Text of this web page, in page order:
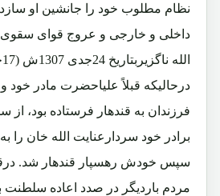
نظام مطلوب خود را جانشین او
داخلی و خارجی و عروج قوای سقوی
درحالیکه قبلاً علیاحضرت مادر خود و
فرزندان به قندهار فرستاده بود،
برادر خود سردارعنایت الله خان را
سپس خودش رهسپار قندهار شد.
مردم باردیگر در صدد اعاده سلطنت